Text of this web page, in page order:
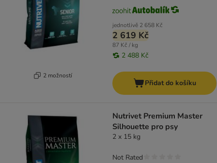
2 možností
jednotlivě 2 658 Kč
2 619 Kč
87 Kč / kg
2 488 Kč
Přidat do košíku
Nutrivet Premium Master
Silhouette pro psy
2 x 15 kg
Not Rated